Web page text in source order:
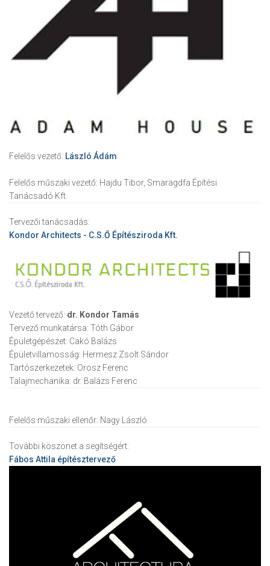
Felelős vezető: László Ádám
Felelős műszaki vezető: Hajdu Tibor, Smaragdfa Építési
Tanácsadó Kft.
Tervezői tanácsadás:
Kondor Architects - C.S.Ő Építésziroda Kft.
Vezető tervező: dr. Kondor Tamás
Tervező munkatársa: Tóth Gábor
Épületgépészet: Cakó Balázs
Épületvillamosság: Hermesz Zsolt Sándor
Tartószerkezetek: Orosz Ferenc
Talajmechanika: dr. Balázs Ferenc
Felelős műszaki ellenőr: Nagy László
További köszönet a segítségért:
Fábos Attila építésztervező